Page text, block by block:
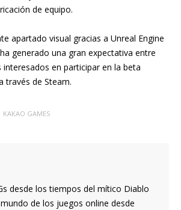
de equipo.
apartado visual gracias a Unreal Engine
generado una gran expectativa entre
en participar en la beta
través de Steam.
KAKAO GAMES
desde los tiempos del mítico Diablo
de los juegos online desde